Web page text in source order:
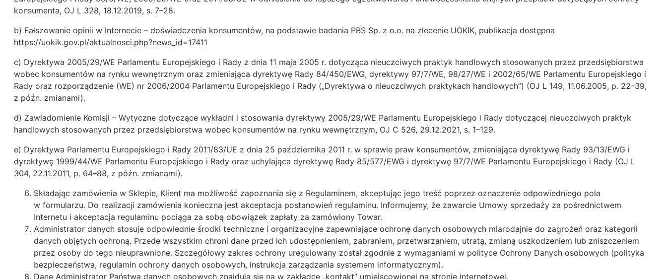
konsumenta, OJ L 328, 18.12.2019, s. 7–28.
b) Fałszowanie opinii w Internecie – doświadczenia konsumentów, na podstawie badania PBS Sp. z o.o. na zlecenie UOKIK, publikacja dostępna
https://uokik.gov.pl/aktualnosci.php?news_id=17411
c) Dyrektywa 2005/29/WE Parlamentu Europejskiego i Rady z dnia 11 maja 2005 r. dotycząca nieuczciwych praktyk handlowych stosowanych przez przedsiębiorstwa
wobec konsumentów na rynku wewnętrznym oraz zmieniająca dyrektywę Rady 84/450/EWG, dyrektywy 97/7/WE, 98/27/WE i 2002/65/WE Parlamentu Europejskiego i
Rady oraz rozporządzenie (WE) nr 2006/2004 Parlamentu Europejskiego i Rady („Dyrektywa o nieuczciwych praktykach handlowych”) (OJ L 149, 11.06.2005, p. 22–39,
z późn. zmianami).
d) Zawiadomienie Komisji – Wytyczne dotyczące wykładni i stosowania dyrektywy 2005/29/WE Parlamentu Europejskiego i Rady dotyczącej nieuczciwych praktyk
handlowych stosowanych przez przedsiębiorstwa wobec konsumentów na rynku wewnętrznym, OJ C 526, 29.12.2021, s. 1–129.
e) Dyrektywa Parlamentu Europejskiego i Rady 2011/83/UE z dnia 25 października 2011 r. w sprawie praw konsumentów, zmieniająca dyrektywę Rady 93/13/EWG i
dyrektywę 1999/44/WE Parlamentu Europejskiego i Rady oraz uchylająca dyrektywę Rady 85/577/EWG i dyrektywę 97/7/WE Parlamentu Europejskiego i Rady (OJ L
304, 22.11.2011, p. 64–88, z późn. zmianami).
Składając zamówienia w Sklepie, Klient ma możliwość zapoznania się z Regulaminem, akceptując jego treść poprzez oznaczenie odpowiedniego pola
w formularzu. Do realizacji zamówienia konieczna jest akceptacja postanowień regulaminu. Informujemy, że zawarcie Umowy sprzedaży za pośrednictwem
Internetu i akceptacja regulaminu pociąga za sobą obowiązek zapłaty za zamówiony Towar.
Administrator danych stosuje odpowiednie środki techniczne i organizacyjne zapewniające ochronę danych osobowych miarodajnie do zagrożeń oraz kategorii
danych objętych ochroną. Przede wszystkim chroni dane przed ich udostępnieniem, zabraniem, przetwarzaniem, utratą, zmianą uszkodzeniem lub zniszczeniem
przez osoby do tego nieuprawnione. Szczegółowy zakres ochrony uregulowany został zgodnie z wymaganiami w polityce Ochrony Danych osobowych (polityka
bezpieczeństwa, regulamin ochrony danych osobowych, instrukcja zarządzania systemem informatycznym).
Dane Administrator Państwa danych osobowych znajdują się na w zakładce „kontakt” umiejscowionej na stronie internetowej.